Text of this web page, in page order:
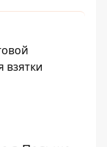
взятки